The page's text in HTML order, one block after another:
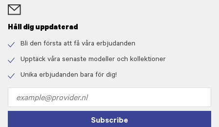
Håll dig uppdaterad
icon
Bli den första att få våra erbjudanden
icon
Upptäck våra senaste modeller och kollektioner
Unika erbjudanden bara för dig!
address
Subscribe